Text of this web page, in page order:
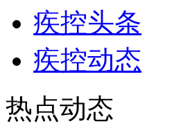
疾控头条
疾控动态
热点动态